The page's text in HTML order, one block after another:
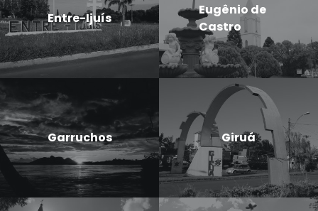
Entre-Ijuís
Eugênio de
Castro
Garruchos Giruá